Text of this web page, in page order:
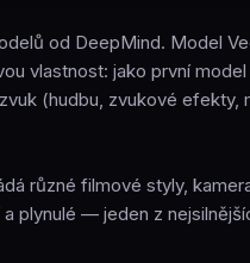
od DeepMind. Model
vlastnost: jako první
(hudbu, zvukové efekty,
různé filmové styly,
plynulé — jeden z